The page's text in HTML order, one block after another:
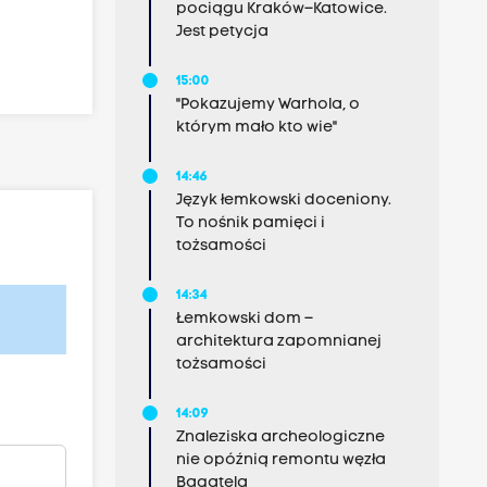
pociągu Kraków–Katowice.
Jest petycja
15:00
"Pokazujemy Warhola, o
którym mało kto wie"
14:46
Język łemkowski doceniony.
To nośnik pamięci i
tożsamości
14:34
Łemkowski dom –
architektura zapomnianej
tożsamości
14:09
Znaleziska archeologiczne
nie opóźnią remontu węzła
Bagatela